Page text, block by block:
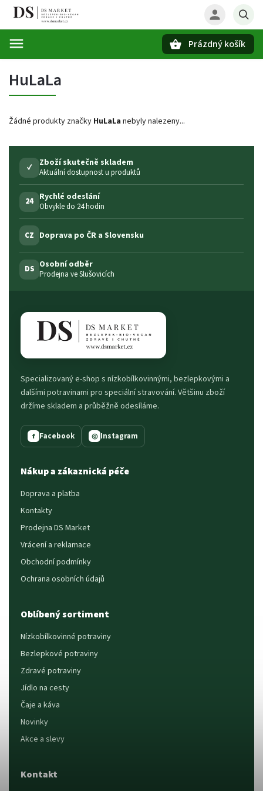
Prázdný košík
HuLaLa
Žádné produkty značky HuLaLa nebyly nalezeny...
✓ Zboží skutečně skladem
Aktuální dostupnost u produktů
24 Rychlé odeslání
Obvykle do 24 hodin
CZ Doprava po ČR a Slovensku
DS Osobní odběr
Prodejna ve Slušovicích
Specializovaný e-shop s nízkobílkovinnými, bezlepkovými a
dalšími potravinami pro speciální stravování. Většinu zboží
držíme skladem a průběžně odesíláme.
f Facebook ◎ Instagram
Nákup a zákaznická péče
Doprava a platba
Kontakty
Prodejna DS Market
Vrácení a reklamace
Obchodní podmínky
Ochrana osobních údajů
Oblíbený sortiment
Nízkobílkovinné potraviny
Bezlepkové potraviny
Zdravé potraviny
Jídlo na cesty
Čaje a káva
Novinky
Akce a slevy
Kontakt